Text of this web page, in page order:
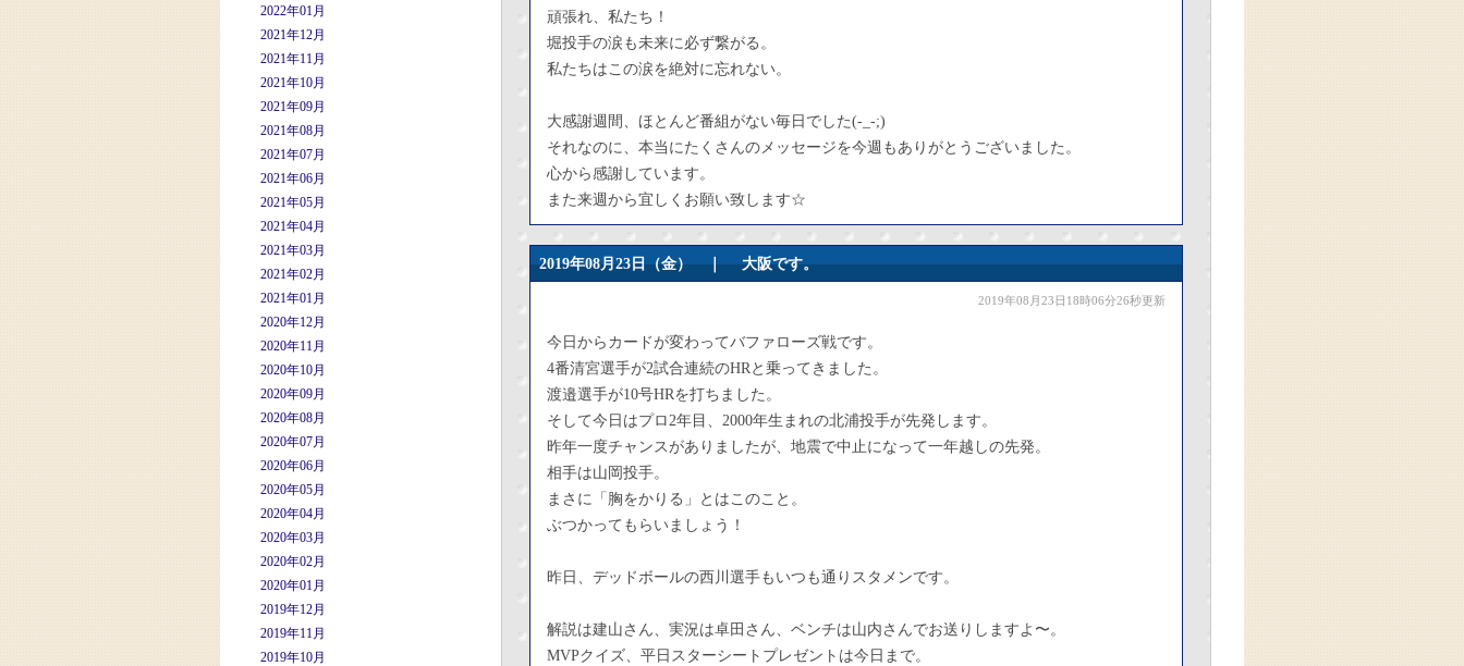
2022年01月
2021年12月
2021年11月
2021年10月
2021年09月
2021年08月
2021年07月
2021年06月
2021年05月
2021年04月
2021年03月
2021年02月
2021年01月
2020年12月
2020年11月
2020年10月
2020年09月
2020年08月
2020年07月
2020年06月
2020年05月
2020年04月
2020年03月
2020年02月
2020年01月
2019年12月
2019年11月
2019年10月
頑張れ、私たち！
堀投手の涙も未来に必ず繋がる。
私たちはこの涙を絶対に忘れない。
大感謝週間、ほとんど番組がない毎日でした(-_-;)
それなのに、本当にたくさんのメッセージを今週もありがとうございました。
心から感謝しています。
また来週から宜しくお願い致します☆
2019年08月23日（金） ｜大阪です。
2019年08月23日18時06分26秒更新
今日からカードが変わってバファローズ戦です。
4番清宮選手が2試合連続のHRと乗ってきました。
渡邉選手が10号HRを打ちました。
そして今日はプロ2年目、2000年生まれの北浦投手が先発します。
昨年一度チャンスがありましたが、地震で中止になって一年越しの先発。
相手は山岡投手。
まさに「胸をかりる」とはこのこと。
ぶつかってもらいましょう！
昨日、デッドボールの西川選手もいつも通りスタメンです。
解説は建山さん、実況は卓田さん、ベンチは山内さんでお送りしますよ〜。
MVPクイズ、平日スターシートプレゼントは今日まで。